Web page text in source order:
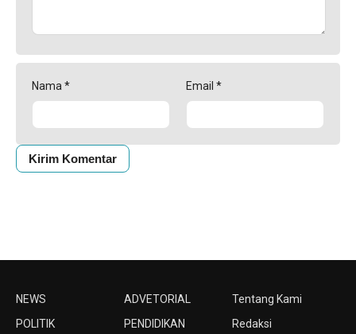
Nama * Email *
NEWS
POLITIK
ADVETORIAL
PENDIDIKAN
Tentang Kami
Redaksi